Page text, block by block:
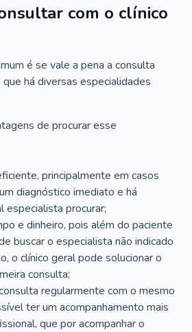
com o clínico
é se vale a pena a consulta
há diversas especialidades
de procurar esse
principalmente em casos
diagnóstico imediato e há
especialista procurar;
e dinheiro, pois além do paciente
buscar o especialista não indicado
o clínico geral pode solucionar o
consulta;
regularmente com o mesmo
ter um acompanhamento mais
que por acompanhar o